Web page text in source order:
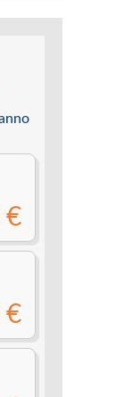
2.000 €
1.000 €